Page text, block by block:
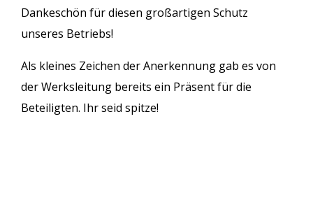
Dankeschön für diesen großartigen Schutz
unseres Betriebs!
Als kleines Zeichen der Anerkennung gab es von
der Werksleitung bereits ein Präsent für die
Beteiligten. Ihr seid spitze!